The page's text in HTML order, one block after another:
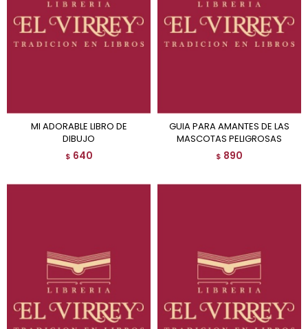
MI ADORABLE LIBRO DE
DIBUJO
$ 640
GUIA PARA AMANTES DE LAS
MASCOTAS PELIGROSAS
$ 890